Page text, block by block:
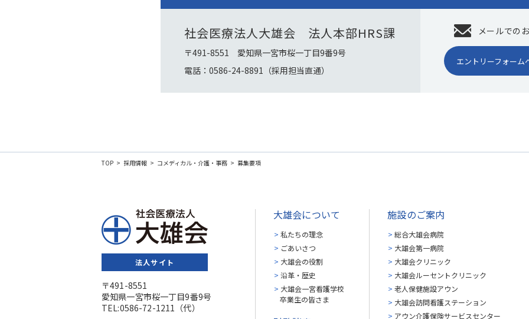
社会医療法人大雄会 法人本部HRS課
〒491-8551 愛知県一宮市桜一丁目9番9号
電話：0586-24-8891（採用担当直通）
メールでの
エントリーフォーム
TOP 採用情報 コメディカル・介護・事務 募集要項
法人サイト
〒491-8551
愛知県一宮市桜一丁目9番9号
TEL:0586-72-1211（代）
大雄会について
私たちの理念
ごあいさつ
大雄会の役割
沿革・歴史
大雄会一宮看護学校
卒業生の皆さま
施設のご案内
総合大雄会病院
大雄会第一病院
大雄会クリニック
大雄会ルーセントクリニック
老人保健施設アウン
大雄会訪問看護ステーション
アウン介護保険サービスセンター